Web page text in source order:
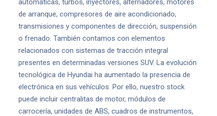
automáticas, turbos, inyectores, alternadores, motores
de arranque, compresores de aire acondicionado,
transmisiones y componentes de dirección, suspensión
o frenado. También contamos con elementos
relacionados con sistemas de tracción integral
presentes en determinadas versiones SUV. La evolución
tecnológica de Hyundai ha aumentado la presencia de
electrónica en sus vehículos. Por ello, nuestro stock
puede incluir centralitas de motor, módulos de
carrocería, unidades de ABS, cuadros de instrumentos,